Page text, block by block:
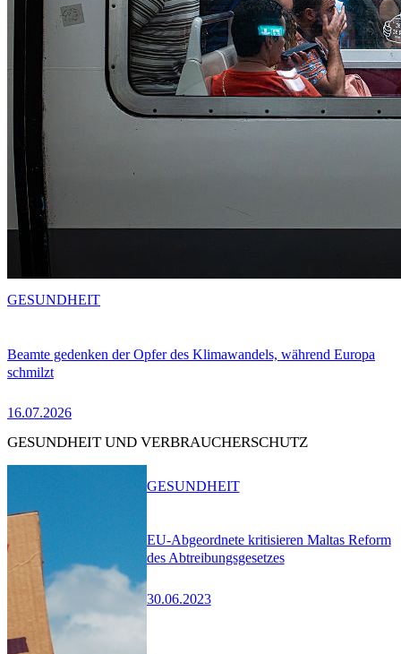
Beamte gedenken der Opfer des Klimawandels, während Europa
schmilzt
16.07.2026
GESUNDHEIT
GESUNDHEIT UND VERBRAUCHERSCHUTZ
EU-Abgeordnete kritisieren Maltas Reform
des Abtreibungsgesetzes
30.06.2023
GESUNDHEIT